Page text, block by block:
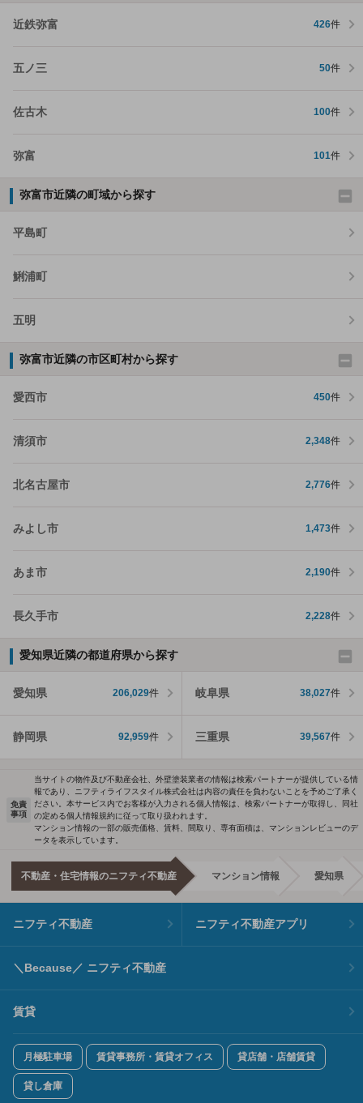
近鉄弥富 426件
五ノ三 50件
佐古木 100件
弥富 101件
弥富市近隣の町域から探す
平島町
鯏浦町
五明
弥富市近隣の市区町村から探す
愛西市 450件
清須市 2,348件
北名古屋市 2,776件
みよし市 1,473件
あま市 2,190件
長久手市 2,228件
愛知県近隣の都道府県から探す
愛知県 206,029件 岐阜県 38,027件
静岡県 92,959件 三重県 39,567件
免責
事項
当サイトの物件及び不動産会社、外壁塗装業者の情報は検索パートナーが提供している情
報であり、ニフティライフスタイル株式会社は内容の責任を負わないことを予めご了承く
ださい。本サービス内でお客様が入力される個人情報は、検索パートナーが取得し、同社
の定める個人情報規約に従って取り扱われます。
マンション情報の一部の販売価格、賃料、間取り、専有面積は、マンションレビューのデ
ータを表示しています。
不動産・住宅情報のニフティ不動産 マンション情報 愛知県
ニフティ不動産 ニフティ不動産アプリ
＼Because／ ニフティ不動産
賃貸
月極駐車場 賃貸事務所・賃貸オフィス 貸店舗・店舗賃貸
貸し倉庫